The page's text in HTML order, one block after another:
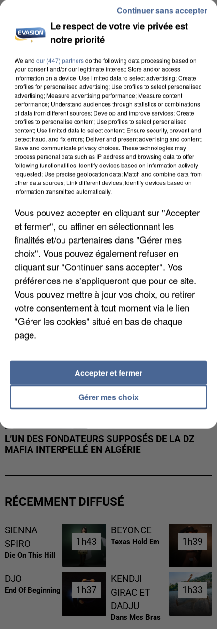
INCENDIES : L’ÎLE-DE-FRANCE LANCE UN ÉLAN
DE SOLIDARITÉ AVEC LES...
APRÈS TOUTES CES CANICULES, LES REFUGES
DE FAUNE SAUVAGE SONT...
L’UN DES FONDATEURS SUPPOSÉS DE LA DZ
MAFIA INTERPELLÉ EN ALGÉRIE
RÉCEMMENT DIFFUSÉ
SIENNA
SPIRO
Die On This Hill
1h43
1h43
BEYONCE
Texas Hold Em 1h39
1h39
DJO
End Of Beginning 1h37
1h37
KENDJI
GIRAC ET
DADJU
Dans Mes Bras
1h33
1h33
Le respect de votre vie privée est
notre priorité
We and our (447) partnersdo the following data processing based on
your consent and/or our legitimate interest: Store and/or access
information on a device; Use limited data to select advertising; Create
profiles for personalised advertising; Use profiles to select personalised
advertising; Measure advertising performance; Measure content
performance; Understand audiences through statistics or combinations
of data from different sources; Develop and improve services; Create
profiles to personalise content; Use profiles to select personalised
content; Use limited data to select content; Ensure security, prevent and
detect fraud, and fix errors; Deliver and present advertising and content;
Save and communicate privacy choices. These technologies may
process personal data such as IP address and browsing data to offer
following functionalities: Identify devices based on information actively
requested; Use precise geolocation data; Match and combine data from
other data sources; Link different devices; Identify devices based on
information transmitted automatically.
Vous pouvez accepter en cliquant sur "Accepter
et fermer", ou affiner en sélectionnant les
finalités et/ou partenaires dans "Gérer mes
choix". Vous pouvez également refuser en
cliquant sur "Continuer sans accepter". Vos
préférences ne s'appliqueront que pour ce site.
Vous pouvez mettre à jour vos choix, ou retirer
votre consentement à tout moment via le lien
"Gérer les cookies" situé en bas de chaque
page.
Gérer mes choix
Accepter et fermer
Continuer sans accepter